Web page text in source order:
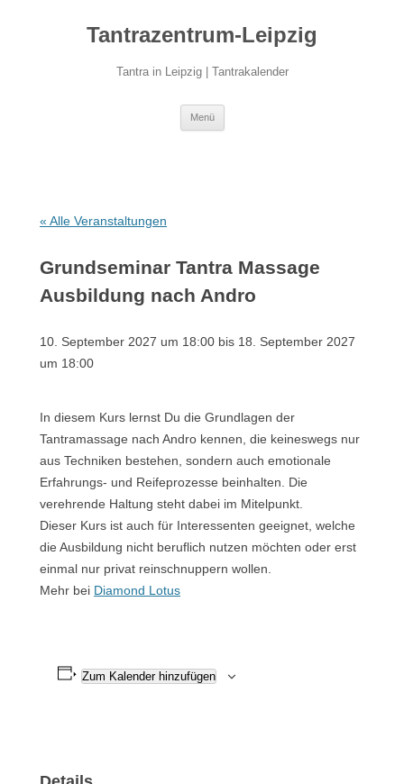
Tantrazentrum-Leipzig
Tantra in Leipzig | Tantrakalender
Menü
« Alle Veranstaltungen
Grundseminar Tantra Massage
Ausbildung nach Andro
10. September 2027 um 18:00 bis 18. September 2027
um 18:00
In diesem Kurs lernst Du die Grundlagen der
Tantramassage nach Andro kennen, die keineswegs nur
aus Techniken bestehen, sondern auch emotionale
Erfahrungs- und Reifeprozesse beinhalten. Die
verehrende Haltung steht dabei im Mitelpunkt.
Dieser Kurs ist auch für Interessenten geeignet, welche
die Ausbildung nicht beruflich nutzen möchten oder erst
einmal nur privat reinschnuppern wollen.
Mehr bei Diamond Lotus
Zum Kalender hinzufügen